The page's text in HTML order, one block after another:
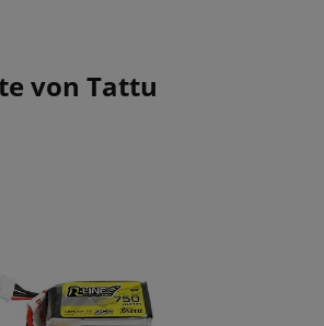
von Tattu